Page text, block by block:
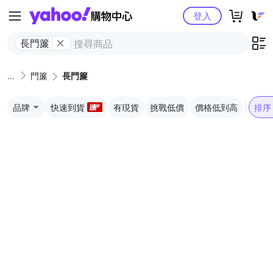
Yahoo購物中心
長門簾
登入
門簾 長門簾
品牌 快速到貨 有現貨 挑戰低價 價格低到高 排序